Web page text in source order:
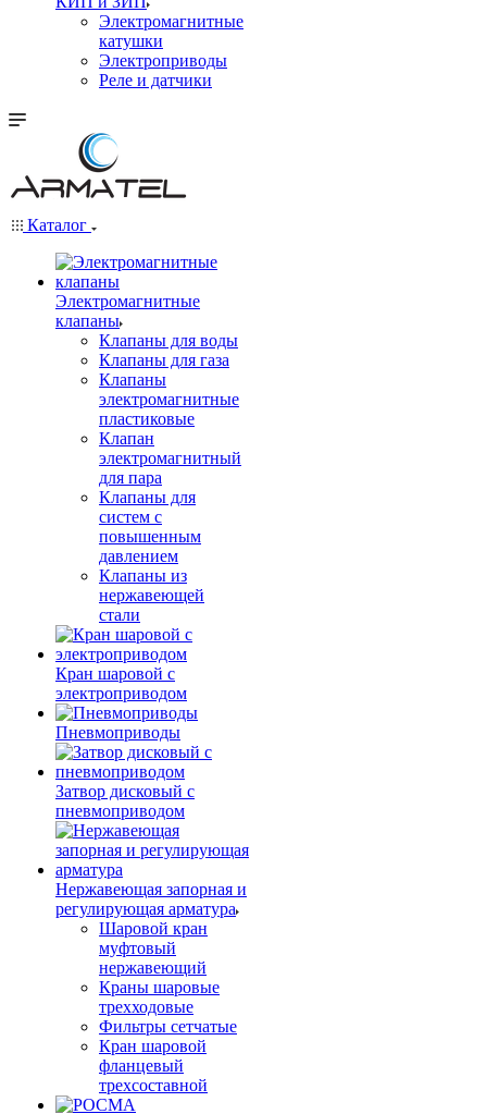
Электромагнитные
катушки
Электроприводы
Реле и датчики
Каталог
Электромагнитные
клапаны
Клапаны для воды
Клапаны для газа
Клапаны
электромагнитные
пластиковые
Клапан
электромагнитный
для пара
Клапаны для
систем с
повышенным
давлением
Клапаны из
нержавеющей
стали
Кран шаровой с
электроприводом
Пневмоприводы
Затвор дисковый с
пневмоприводом
Нержавеющая запорная и
регулирующая арматура
Шаровой кран
муфтовый
нержавеющий
Краны шаровые
трехходовые
Фильтры сетчатые
Кран шаровой
фланцевый
трехсоставной